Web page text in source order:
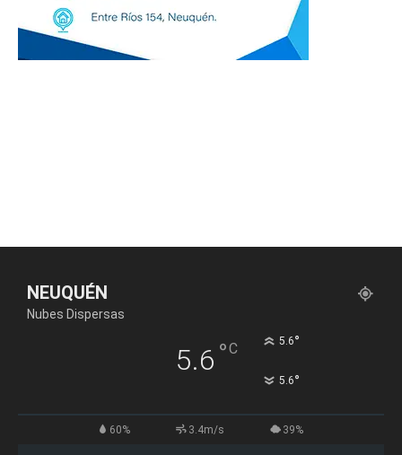
NEUQUÉN
Nubes Dispersas
5.6 °C 5.6°
5.6°
60% 3.4m/s 39%